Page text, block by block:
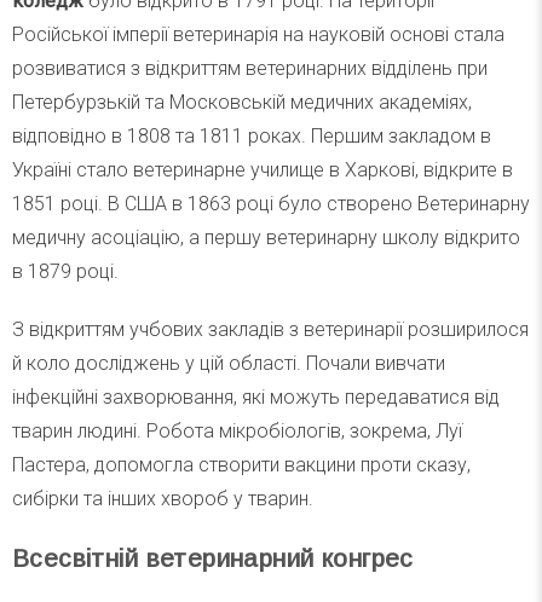
Російської імперії ветеринарія на науковій основі стала
розвиватися з відкриттям ветеринарних відділень при
Петербурзькій та Московській медичних академіях,
відповідно в 1808 та 1811 роках. Першим закладом в
Україні стало ветеринарне училище в Харкові, відкрите в
1851 році. В США в 1863 році було створено Ветеринарну
медичну асоціацію, а першу ветеринарну школу відкрито
в 1879 році.
З відкриттям учбових закладів з ветеринарії розширилося
й коло досліджень у цій області. Почали вивчати
інфекційні захворювання, які можуть передаватися від
тварин людині. Робота мікробіологів, зокрема, Луї
Пастера, допомогла створити вакцини проти сказу,
сибірки та інших хвороб у тварин.
Всесвітній ветеринарний конгрес